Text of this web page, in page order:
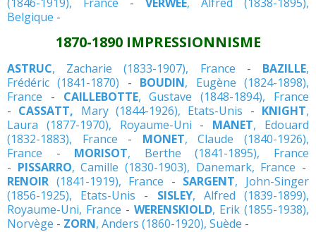
Belgique -
1870-1890 IMPRESSIONNISME
ASTRUC, Zacharie (1833-1907), France - BAZILLE,
Frédéric (1841-1870) - BOUDIN, Eugène (1824-1898),
France - CAILLEBOTTE, Gustave (1848-1894), France
- CASSATT, Mary (1844-1926), Etats-Unis - KNIGHT,
Laura (1877-1970), Royaume-Uni - MANET, Edouard
(1832-1883), France - MONET, Claude (1840-1926),
France - MORISOT, Berthe (1841-1895), France
- PISSARRO, Camille (1830-1903), Danemark, France -
RENOIR (1841-1919), France - SARGENT, John-Singer
(1856-1925), Etats-Unis - SISLEY, Alfred (1839-1899),
Royaume-Uni, France - WERENSKIOLD, Erik (1855-1938),
Norvège - ZORN, Anders (1860-1920), Suède -